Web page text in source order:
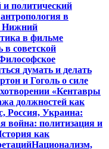
и политический
в
Нижний
в фильме
в советской
думать и делать
и Гоголь о силе
«Кентавры
должностей как
Россия, Украина:
война: политизация и
как
Национализм,